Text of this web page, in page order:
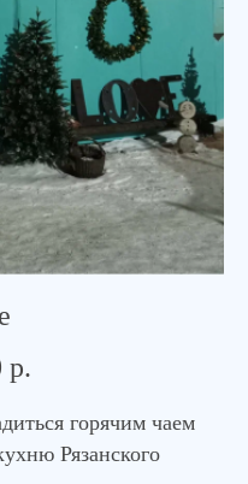
р.
горячим чаем
Рязанского